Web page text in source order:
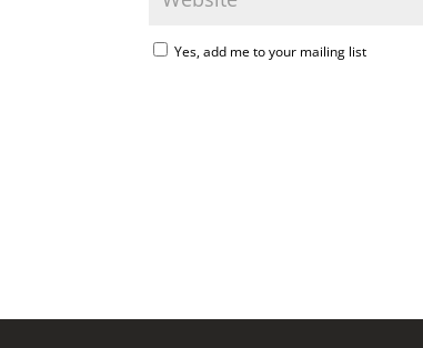
Yes, add me to your mailing list